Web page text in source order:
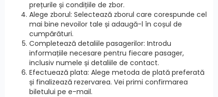
prețurile și condițiile de zbor.
Alege zborul: Selectează zborul care corespunde cel
mai bine nevoilor tale și adaugă-l în coșul de
cumpărături.
Completează detaliile pasagerilor: Introdu
informațiile necesare pentru fiecare pasager,
inclusiv numele și detaliile de contact.
Efectuează plata: Alege metoda de plată preferată
și finalizează rezervarea. Vei primi confirmarea
biletului pe e-mail.